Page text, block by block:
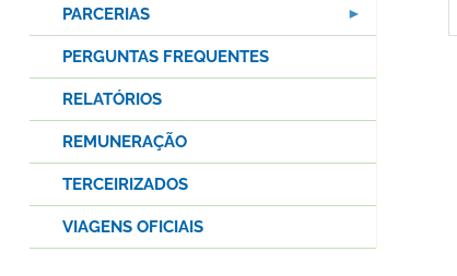
PARCERIAS
PERGUNTAS FREQUENTES
RELATÓRIOS
REMUNERAÇÃO
TERCEIRIZADOS
VIAGENS OFICIAIS